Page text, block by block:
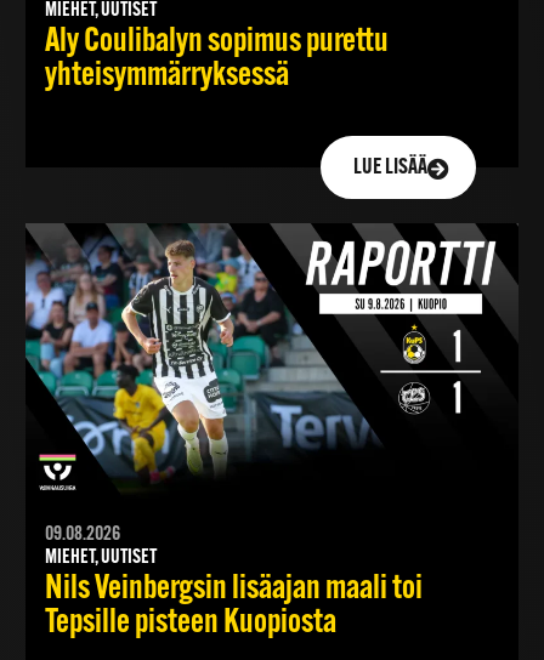
MIEHET, UUTISET
Aly Coulibalyn sopimus purettu
yhteisymmärryksessä
LUE LISÄÄ
09.08.2026
MIEHET, UUTISET
Nils Veinbergsin lisäajan maali toi
Tepsille pisteen Kuopiosta